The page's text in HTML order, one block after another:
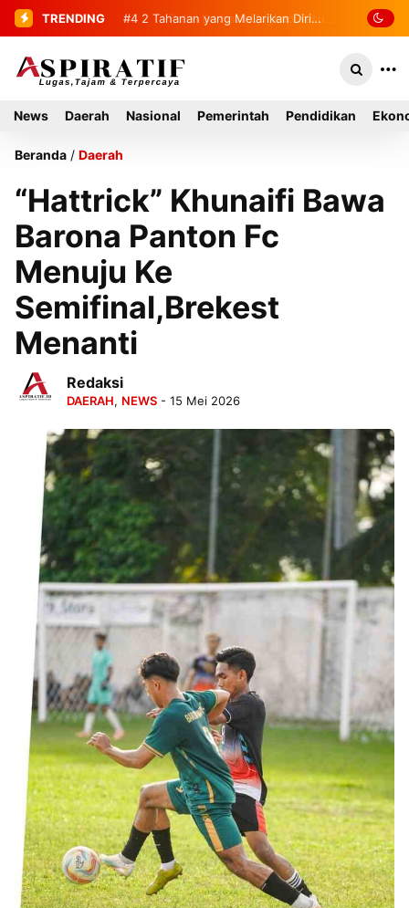
TRENDING #4 2 Tahanan yang Melarikan Diri
News Daerah Nasional Pemerintah Pendidikan
Beranda / Daerah
“Hattrick” Khunaifi Bawa
Barona Panton Fc
Menuju Ke
Semifinal,Brekest
Menanti
Redaksi
DAERAH, NEWS - 15 Mei 2026